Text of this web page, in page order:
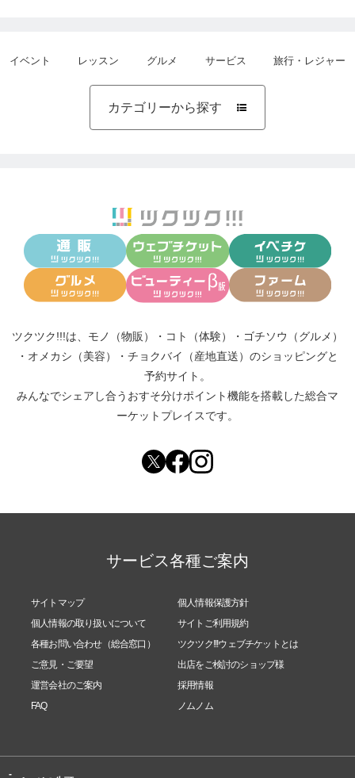
イベント レッスン グルメ サービス 旅行・レジャー
カテゴリーから探す 
ツクツク!!!は、 モノ（物販） ・ コト（体験） ・ ゴチソウ（グルメ）
・ オメカシ（美容） ・ チョクバイ（産地直送） のショッピングと
予約サイト。
みんなでシェアし合う おすそ分けポイント機能を搭載した総合マ
ーケットプレイスです。
サービス各種ご案内
サイトマップ
個人情報保護方針
個人情報の取り扱いについて
サイトご利用規約
各種お問い合わせ（総合窓口）
ツクツク!!!ウェブチケットとは
ご意見・ご要望
出店をご検討のショップ様
運営会社のご案内
採用情報
FAQ
ノムノム
-